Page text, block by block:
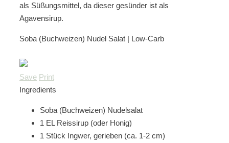
als Süßungsmittel, da dieser gesünder ist als
Agavensirup.
Soba (Buchweizen) Nudel Salat | Low-Carb
Save Print
Ingredients
Soba (Buchweizen) Nudelsalat
1 EL Reissirup (oder Honig)
1 Stück Ingwer, gerieben (ca. 1-2 cm)